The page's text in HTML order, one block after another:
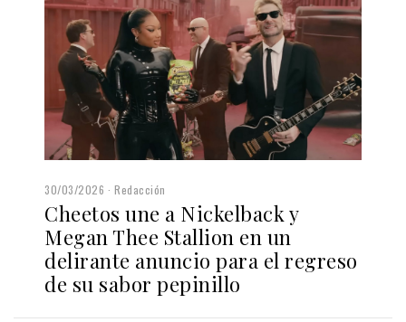
30/03/2026 Redacción
Cheetos une a Nickelback y
Megan Thee Stallion en un
delirante anuncio para el regreso
de su sabor pepinillo